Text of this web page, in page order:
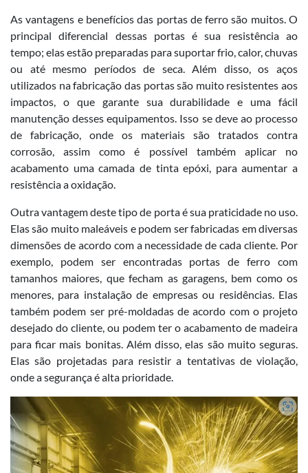
As vantagens e benefícios das portas de ferro são muitos. O
principal diferencial dessas portas é sua resistência ao
tempo; elas estão preparadas para suportar frio, calor, chuvas
ou até mesmo períodos de seca. Além disso, os aços
utilizados na fabricação das portas são muito resistentes aos
impactos, o que garante sua durabilidade e uma fácil
manutenção desses equipamentos. Isso se deve ao processo
de fabricação, onde os materiais são tratados contra
corrosão, assim como é possível também aplicar no
acabamento uma camada de tinta epóxi, para aumentar a
resistência a oxidação.
Outra vantagem deste tipo de porta é sua praticidade no uso.
Elas são muito maleáveis e podem ser fabricadas em diversas
dimensões de acordo com a necessidade de cada cliente. Por
exemplo, podem ser encontradas portas de ferro com
tamanhos maiores, que fecham as garagens, bem como os
menores, para instalação de empresas ou residências. Elas
também podem ser pré-moldadas de acordo com o projeto
desejado do cliente, ou podem ter o acabamento de madeira
para ficar mais bonitas. Além disso, elas são muito seguras.
Elas são projetadas para resistir a tentativas de violação,
onde a segurança é alta prioridade.